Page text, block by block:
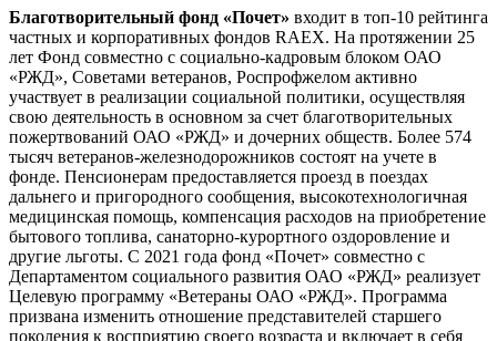
Благотворительный фонд «Почет» входит в топ-10 рейтинга
частных и корпоративных фондов RAEX. На протяжении 25
лет Фонд совместно с социально-кадровым блоком ОАО
«РЖД», Советами ветеранов, Роспрофжелом активно
участвует в реализации социальной политики, осуществляя
свою деятельность в основном за счет благотворительных
пожертвований ОАО «РЖД» и дочерних обществ. Более 574
тысяч ветеранов-железнодорожников состоят на учете в
фонде. Пенсионерам предоставляется проезд в поездах
дальнего и пригородного сообщения, высокотехнологичная
медицинская помощь, компенсация расходов на приобретение
бытового топлива, санаторно-курортного оздоровление и
другие льготы. С 2021 года фонд «Почет» совместно с
Департаментом социального развития ОАО «РЖД» реализует
Целевую программу «Ветераны ОАО «РЖД». Программа
призвана изменить отношение представителей старшего
поколения к восприятию своего возраста и включает в себя